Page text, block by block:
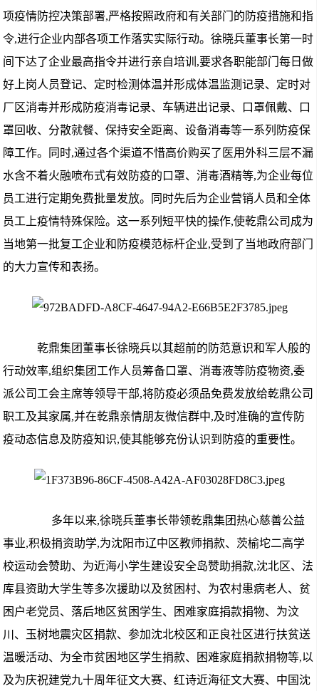
项疫情防控决策部署,严格按照政府和有关部门的防疫措施和指
令,进行企业内部各项工作落实实际行动。徐晓兵董事长第一时
间下达了企业最高指令并进行亲自培训,要求各职能部门每日做
好上岗人员登记、定时检测体温并形成体温监测记录、定时对
厂区消毒并形成防疫消毒记录、车辆进出记录、口罩佩戴、口
罩回收、分散就餐、保持安全距离、设备消毒等一系列防疫保
障工作。同时,通过各个渠道不惜高价购买了医用外科三层不漏
水含不着火融喷布式有效防疫的口罩、消毒酒精等,为企业每位
员工进行定期免费批量发放。同时先后为企业营销人员和全体
员工上疫情特殊保险。这一系列短平快的操作,使乾鼎公司成为
当地第一批复工企业和防疫模范标杆企业,受到了当地政府部门
的大力宣传和表扬。
乾鼎集团董事长徐晓兵以其超前的防范意识和军人般的
行动效率,组织集团工作人员筹备口罩、消毒液等防疫物资,委
派公司工会主席等领导干部,将防疫必须品免费发放给乾鼎公司
职工及其家属,并在乾鼎亲情朋友微信群中,及时准确的宣传防
疫动态信息及防疫知识,使其能够充份认识到防疫的重要性。
多年以来,徐晓兵董事长带领乾鼎集团热心慈善公益
事业,积极捐资助学,为沈阳市辽中区教师捐款、茨榆坨二高学
校运动会赞助、为近海小学生建设安全岛赞助捐款,沈北区、法
库县资助大学生等多次援助以及贫困村、为农村患病老人、贫
困户老党员、落后地区贫困学生、困难家庭捐款捐物、为汶
川、玉树地震灾区捐款、参加沈北校区和正良社区进行扶贫送
温暖活动、为全市贫困地区学生捐款、困难家庭捐款捐物等,以
及为庆祝建党九十周年征文大赛、红诗近海征文大赛、中国沈